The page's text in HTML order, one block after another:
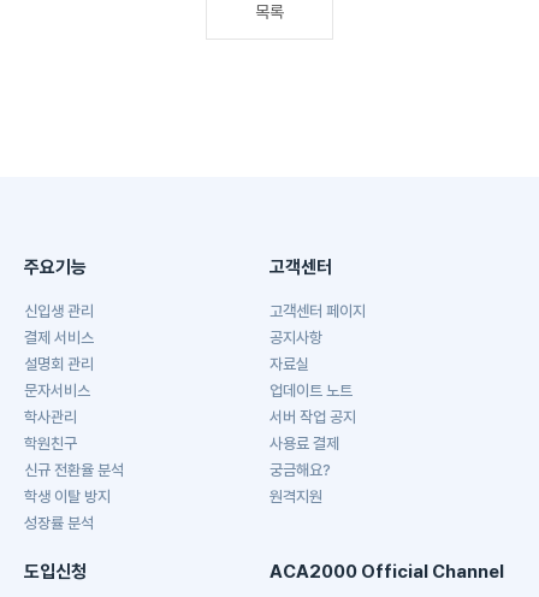
목록
주요기능
신입생 관리
결제 서비스
설명회 관리
문자서비스
학사관리
학원친구
신규 전환율 분석
학생 이탈 방지
성장률 분석
고객센터
고객센터 페이지
공지사항
자료실
업데이트 노트
서버 작업 공지
사용료 결제
궁금해요?
원격지원
도입신청 ACA2000 Official Channel